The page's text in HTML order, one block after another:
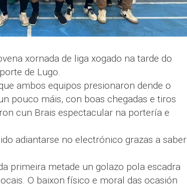
xornada de liga xogado na tarde do
de Lugo.
ambos equipos presionaron dende o
pouco máis, con boas chegadas e tiros
cun Brais espectacular na portería e
adiantarse no electrónico grazas a saber
primeira metade un golazo pola escadra
O baixon físico e moral das ocasión